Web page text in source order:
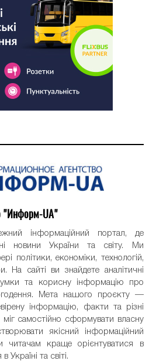
"Информ-UA"
інформаційний портал, де
новини України та світу. Ми
політики, економіки, технологій,
На сайті ви знайдете аналітичні
та корисну інформацію про
Мета нашого проєкту —
інформацію, факти та різні
самостійно сформувати власну
якісний інформаційний
читачам краще орієнтуватися в
Україні та світі.